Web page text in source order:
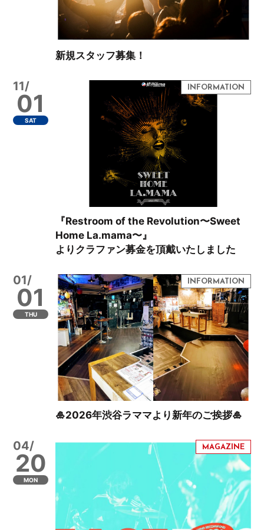
新規スタッフ募集！
11/
01
SAT
『Restroom of the Revolution〜Sweet
Home La.mama〜』
よりクラファン募金を頂戴いたしました
01/
01
THU
🎍2026年渋谷ラママより新年のご挨拶🎍
04/
20
MON